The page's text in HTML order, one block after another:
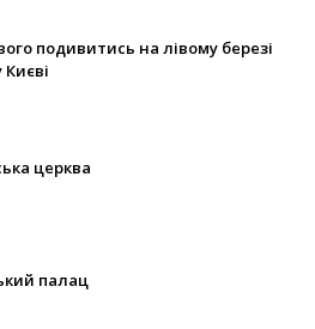
подивитись на лівому березі
церква
палац